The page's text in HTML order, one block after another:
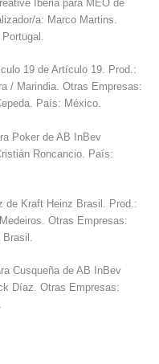
Iberia para MEO de
a: Marco Martins.
19 de Artículo 19. Prod.:
/ Marindia. Otras Empresas:
País: México.
Poker de AB InBev
Roncancio. País:
de Kraft Heinz Brasil. Prod.:
Otras Empresas:
Cusqueña de AB InBev
Díaz. Otras Empresas: